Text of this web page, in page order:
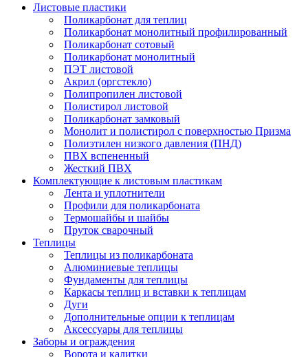
Листовые пластики
Поликарбонат для теплиц
Поликарбонат монолитный профилированный
Поликарбонат сотовый
Поликарбонат монолитный
ПЭТ листовой
Акрил (оргстекло)
Полипропилен листовой
Полистирол листовой
Поликарбонат замковый
Монолит и полистирол с поверхностью Призма
Полиэтилен низкого давления (ПНД)
ПВХ вспененный
Жесткий ПВХ
Комплектующие к листовым пластикам
Лента и уплотнители
Профили для поликарбоната
Термошайбы и шайбы
Пруток сварочный
Теплицы
Теплицы из поликарбоната
Алюминиевые теплицы
Фундаменты для теплицы
Каркасы теплиц и вставки к теплицам
Дуги
Дополнительные опции к теплицам
Аксессуары для теплицы
Заборы и ограждения
Ворота и калитки